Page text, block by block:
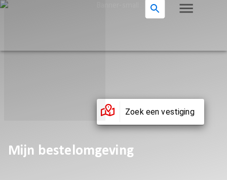
Zoek een vestiging
Mijn bestelomgeving